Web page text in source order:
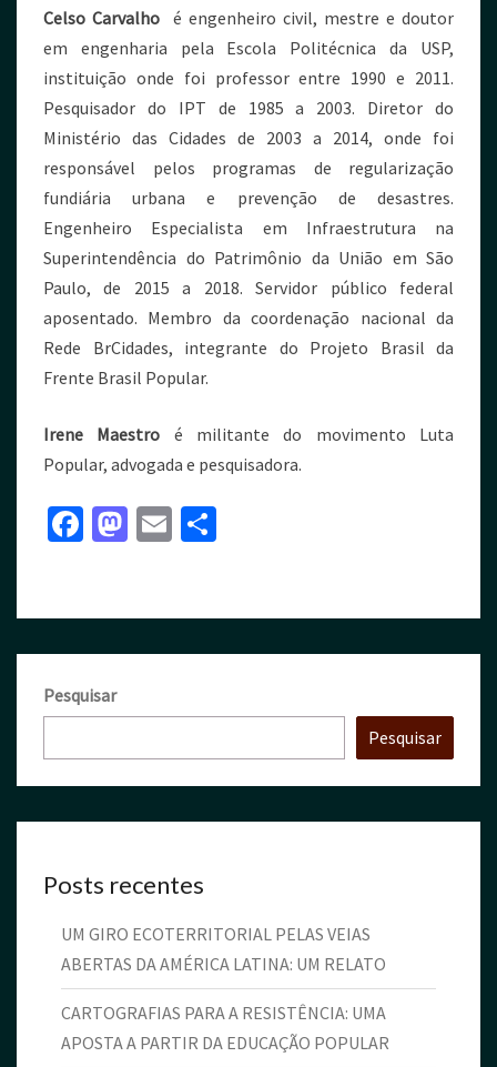
Celso Carvalho é engenheiro civil, mestre e doutor
em engenharia pela Escola Politécnica da USP,
instituição onde foi professor entre 1990 e 2011.
Pesquisador do IPT de 1985 a 2003. Diretor do
Ministério das Cidades de 2003 a 2014, onde foi
responsável pelos programas de regularização
fundiária urbana e prevenção de desastres.
Engenheiro Especialista em Infraestrutura na
Superintendência do Patrimônio da União em São
Paulo, de 2015 a 2018. Servidor público federal
aposentado. Membro da coordenação nacional da
Rede BrCidades, integrante do Projeto Brasil da
Frente Brasil Popular.
Irene Maestro é militante do movimento Luta
Popular, advogada e pesquisadora.
Fa
o
o
k
M
d
o
E
l
e
Pesquisar
Pesquisar
Posts recentes
UM GIRO ECOTERRITORIAL PELAS VEIAS
ABERTAS DA AMÉRICA LATINA: UM RELATO
CARTOGRAFIAS PARA A RESISTÊNCIA: UMA
APOSTA A PARTIR DA EDUCAÇÃO POPULAR